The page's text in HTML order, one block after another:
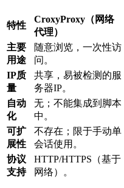
特性
CroxyProxy（网络
代理）
主要
用途
随意浏览，一次性访
问。
IP质
量
共享，易被检测的服
务器IP。
自动
化
无；不能集成到脚本
中。
可扩
展性
不存在；限于手动单
会话使用。
协议
支持
HTTP/HTTPS（基于
网络）。